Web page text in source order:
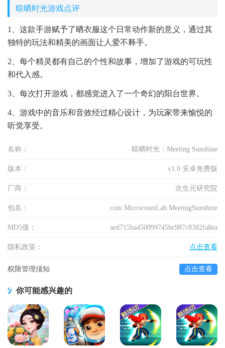
晾晒时光游戏点评
1、这款手游赋予了晒衣服这个日常动作新的意义，通过其
独特的玩法和精美的画面让人爱不释手。
2、每个精灵都有自己的个性和故事，增加了游戏的可玩性
和代入感。
3、每次打开游戏，都感觉进入了一个奇幻的阳台世界。
4、游戏中的音乐和音效经过精心设计，为玩家带来愉悦的
听觉享受。
名称： 晾晒时光：Meeting Sunshine
版本： v1.0 安卓免费版
厂商： 次生元研究院
包名： com.MicrocosmLab.MeetingSunshine
MD5值： aed715ba450099745bc987c8382fa8ea
隐私政策： 点击查看
权限管理须知 点击查看
你可能感兴趣的